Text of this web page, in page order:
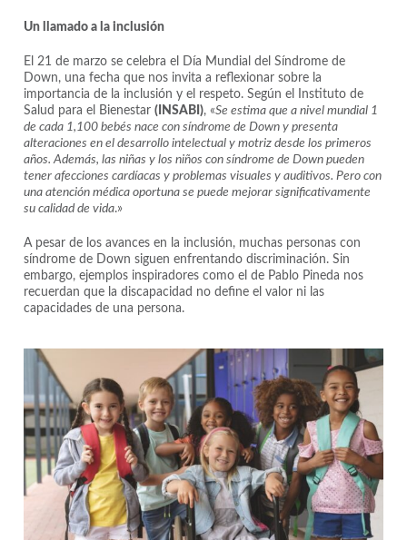
Un llamado a la inclusión
El 21 de marzo se celebra el Día Mundial del Síndrome de
Down, una fecha que nos invita a reflexionar sobre la
importancia de la inclusión y el respeto. Según el Instituto de
Salud para el Bienestar(INSABI), «Se estima que a nivel mundial 1
de cada 1,100 bebés nace con síndrome de Down y presenta
alteraciones en el desarrollo intelectual y motriz desde los primeros
años. Además, las niñas y los niños con síndrome de Down pueden
tener afecciones cardíacas y problemas visuales y auditivos. Pero con
una atención médica oportuna se puede mejorar significativamente
su calidad de vida.»
A pesar de los avances en la inclusión, muchas personas con
síndrome de Down siguen enfrentando discriminación. Sin
embargo, ejemplos inspiradores como el de Pablo Pineda nos
recuerdan que la discapacidad no define el valor ni las
capacidades de una persona.